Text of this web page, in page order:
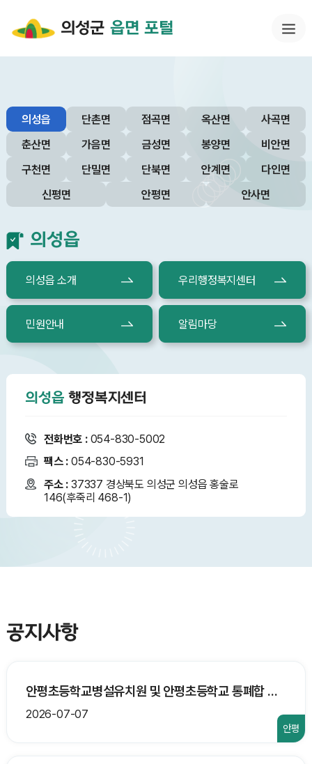
의성군 읍면 포털
의성읍
의성읍 소개 우리행정복지센터
민원안내 알림마당
의성읍 행정복지센터
전화번호 : 054-830-5002
팩스 : 054-830-5931
주소 : 37337 경상북도 의성군 의성읍 홍술로
146(후죽리 468-1)
의성읍 단촌면 점곡면 옥산면
사곡면
춘산면
가음면 금성면 봉양면
비안면
구천면
단밀면 단북면 안계면
다인면
신평면
안평면 안사면
공지사항
안평
안평초등학교병설유치원 및 안평초등학교 통폐합 행정예고 안내
2026-07-07